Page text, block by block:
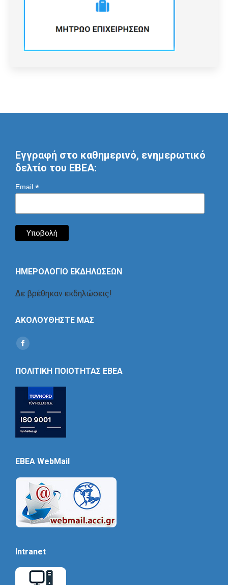
Εγγραφή στο καθημερινό, ενημερωτικό
δελτίο του ΕΒΕΑ:
Email *
ΗΜΕΡΟΛΟΓΙΟ ΕΚΔΗΛΩΣΕΩΝ
Δε βρέθηκαν εκδηλώσεις!
ΑΚΟΛΟΥΘΗΣΤΕ ΜΑΣ
Find us on:
Social
ΠΟΛΙΤΙΚΗ ΠΟΙΟΤΗΤΑΣ ΕΒΕΑ
EBEA WebMail
Intranet